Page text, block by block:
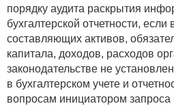
порядку аудита раскрытия
бухгалтерской отчетности,
составляющих активов,
капитала, доходов, расходов
законодательстве не
в бухгалтерском учете и
вопросам инициатором запроса